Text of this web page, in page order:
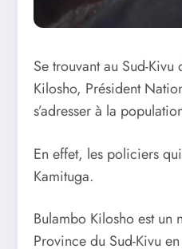
Se trouvant au Sud-
Kilosho, Président
s’adresser à la
En effet, les policiers
Kamituga.
Bulambo Kilosho est
Province du Sud-Kivu